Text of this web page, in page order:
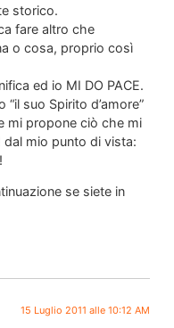
storico.
fare altro che
o cosa, proprio così
ed io MI DO PACE.
suo Spirito d’amore”
mi propone ciò che mi
dal mio punto di vista:
se siete in
15 Luglio 2011 alle 10:12 AM